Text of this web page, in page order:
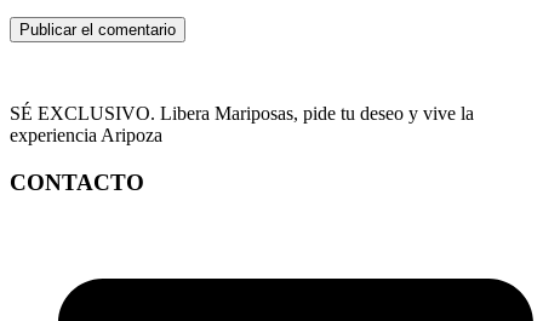
SÉ EXCLUSIVO. Libera Mariposas, pide tu deseo y vive la
experiencia Aripoza
CONTACTO